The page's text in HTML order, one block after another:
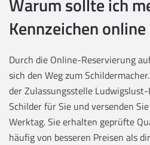
Kennzeichen
Durch die Online-Reservierung
sich den Weg zum
der Zulassungsstelle
Schilder für Sie und versenden
Werktag. Sie erhalten geprüfte
häufig von besseren Preisen als